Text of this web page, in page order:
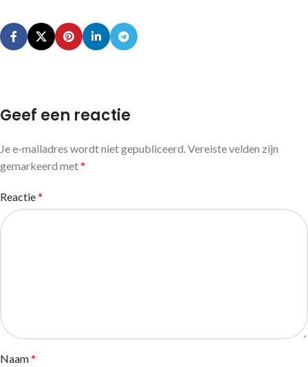
Geef een reactie
Je e-mailadres wordt niet gepubliceerd.Vereiste velden zijn
gemarkeerd met*
Reactie*
Naam*